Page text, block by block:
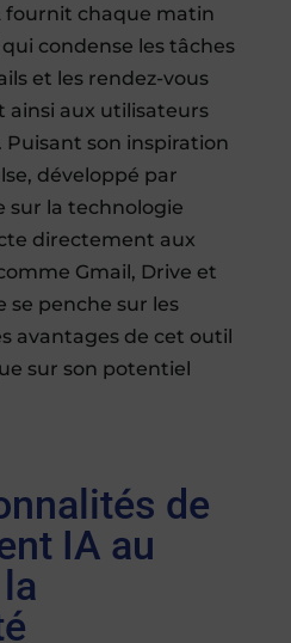
fournit chaque matin
condense les tâches
et les rendez-vous
aux utilisateurs
Puisant son inspiration
développé par
sur la technologie
directement aux
Gmail, Drive et
se penche sur les
avantages de cet outil
sur son potentiel
de
IA au